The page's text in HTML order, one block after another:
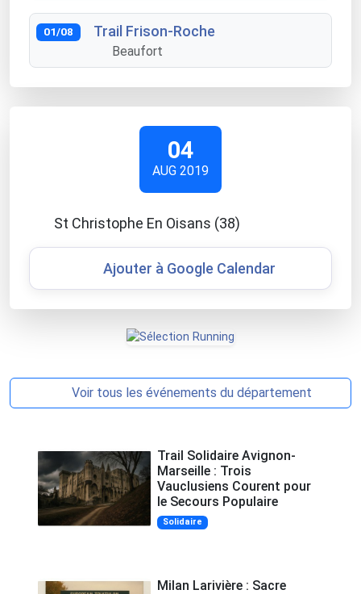
01/08 Trail Frison-Roche
Beaufort
04
AUG 2019
St Christophe En Oisans (38)
Ajouter à Google Calendar
Voir tous les événements du département
Trail Solidaire Avignon-
Marseille : Trois
Vauclusiens Courent pour
le Secours Populaire
Solidaire
Milan Larivière : Sacre